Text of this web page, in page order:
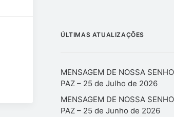
ÚLTIMAS ATUALIZAÇÕES
MENSAGEM DE NOSSA
PAZ – 25 de Julho de 2026
MENSAGEM DE NOSSA
PAZ – 25 de Junho de 2026